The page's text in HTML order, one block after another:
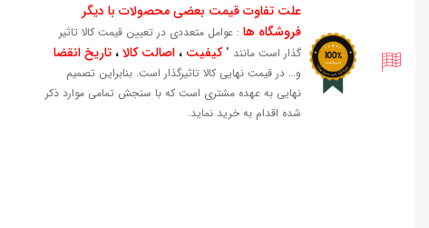
علت تفاوت قیمت بعضی محصولات با دیگر
فروشگاه ها : عوامل متعددی در تعیین قیمت کالا تاثیر
گذار است مانند "کیفیت ، اصالت کالا، تاریخ انقضا
و… در قیمت نهایی کالا تاثیرگذار است. بنابراین تصمیم
نهایی به عهده مشتری است که با سنجش تمامی موارد ذکر
شده اقدام به خرید نماید.